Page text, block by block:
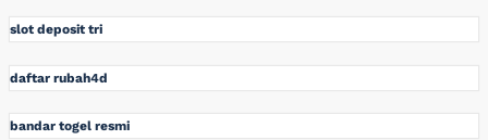
slot deposit tri
daftar rubah4d
bandar togel resmi